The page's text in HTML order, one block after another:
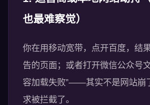
也最难察觉）
你在用移动宽带，点开百度，结
告的页面；或者打开微信公众号
容加载失败”——其实不是网站崩
求被拦截了。